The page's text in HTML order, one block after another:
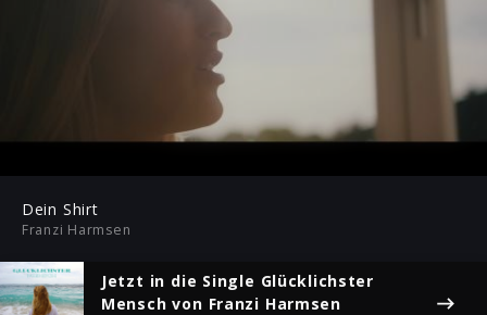
Play Mute
Dein Shirt
Franzi Harmsen
Jetzt in die Single Glücklichster
Mensch von Franzi Harmsen